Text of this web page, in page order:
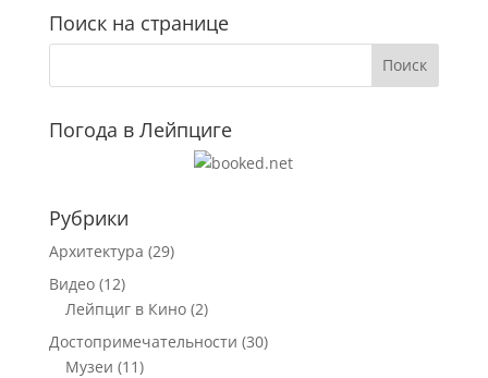
Поиск на странице
Погода в Лейпциге
Рубрики
Архитектура (29)
Видео(12)
Лейпциг в Кино(2)
Достопримечательности (30)
Музеи (11)